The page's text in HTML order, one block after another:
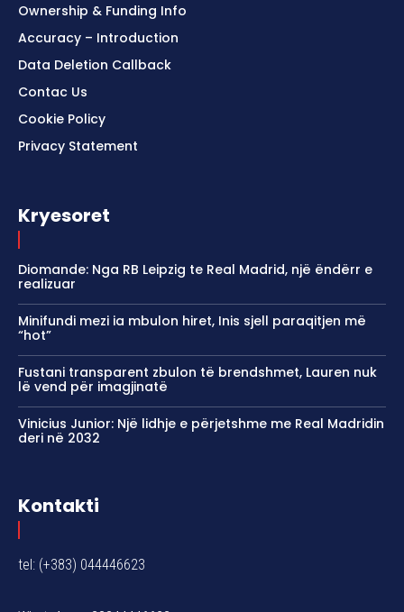
Ownership & Funding Info
Accuracy – Introduction
Data Deletion Callback
Contac Us
Cookie Policy
Privacy Statement
Kryesoret
Diomande: Nga RB Leipzig te Real Madrid, një ëndërr e
realizuar
Minifundi mezi ia mbulon hiret, Inis sjell paraqitjen më
“hot”
Fustani transparent zbulon të brendshmet, Lauren nuk
lë vend për imagjinatë
Vinicius Junior: Një lidhje e përjetshme me Real Madridin
deri në 2032
Kontakti
tel: (+383) 044446623